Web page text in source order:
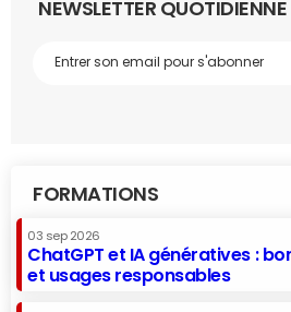
NEWSLETTER QUOTIDIENNE
FORMATIONS
03 sep 2026
ChatGPT et IA génératives :
et usages responsables